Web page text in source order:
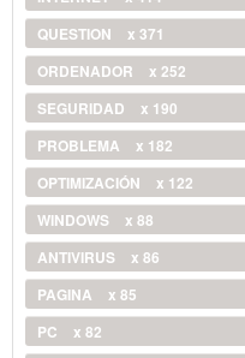
QUESTION
x 371
ORDENADOR
x 252
SEGURIDAD
x 190
PROBLEMA
x 182
OPTIMIZACIÓN
x 122
WINDOWS
x 88
ANTIVIRUS
x 86
PAGINA
x 85
PC
x 82